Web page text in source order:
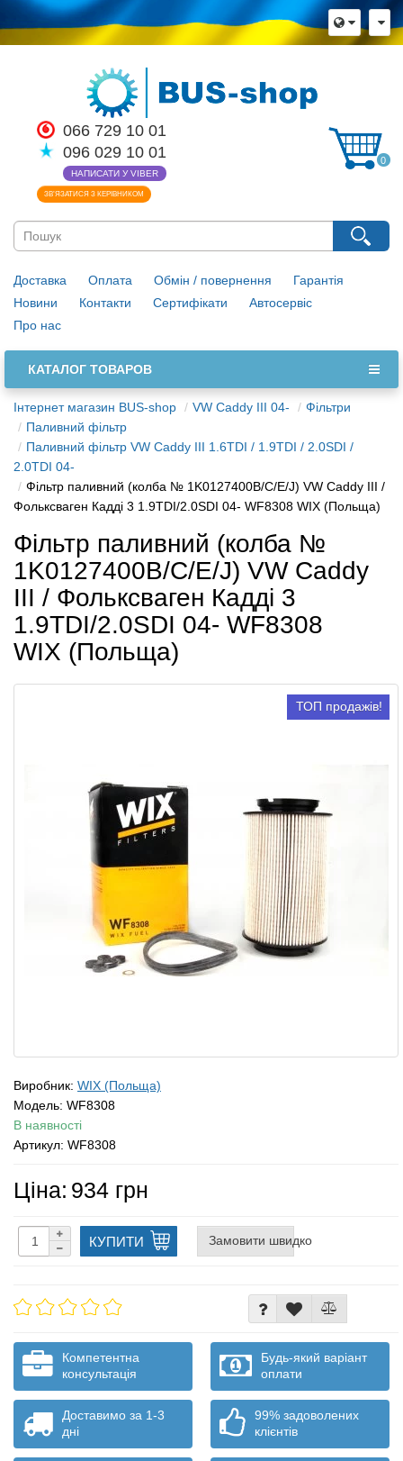
066 729 10 01
096 029 10 01
НАПИСАТИ У VIBER
ЗВ’ЯЗАТИСЯ З КЕРІВНИКОМ
0
Доставка Оплата Обмін / повернення
Гарантія
Новини
Контакти Сертифікати
Автосервіс
Про нас
КАТАЛОГ ТОВАРОВ
Інтернет магазин BUS-shop VW Caddy III 04-
Фільтри
Паливний фільтр
Паливний фільтр VW Caddy III 1.6TDI / 1.9TDI / 2.0SDI /
2.0TDI 04-
Фільтр паливний (колба № 1K0127400B/C/E/J) VW Caddy III /
Фольксваген Кадді 3 1.9TDI/2.0SDI 04- WF8308 WIX (Польща)
Фільтр паливний (колба №
1K0127400B/C/E/J) VW Caddy
III / Фольксваген Кадді 3
1.9TDI/2.0SDI 04- WF8308
WIX (Польща)
ТОП продажів!
Виробник: WIX (Польща)
Модель: WF8308
В наявності
Артикул: WF8308
Ціна: 934 грн
КУПИТИ Замовити швидко
Компетентна
консультація
Будь-який варіант
оплати
Доставимо за 1-3
дні
99% задоволених
клієнтів